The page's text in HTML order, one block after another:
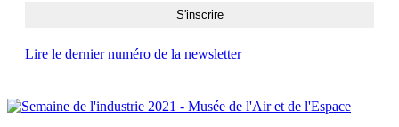
Lire le dernier numéro de la newsletter